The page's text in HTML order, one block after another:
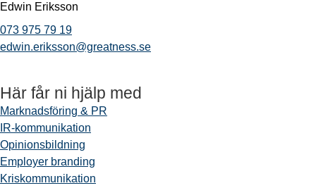
Edwin Eriksson
073 975 79 19
edwin.eriksson@greatness.se
Här får ni hjälp med
Marknadsföring & PR
IR-kommunikation
Opinionsbildning
Employer branding
Kriskommunikation